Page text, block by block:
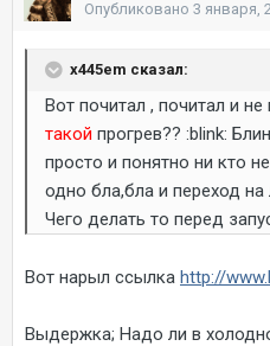
Опубликовано 3 января,
x445em сказал:
Вот почитал , почитал и не
такой прогрев?? :blink:
просто и понятно ни кто
одно бла,бла и переход на
Чего делать то перед
Вот нарыл ссылка http://
Выдержка; Надо ли в